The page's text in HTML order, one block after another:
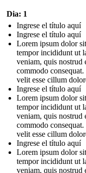
Dia: 1
Ingrese el título aquí
Ingrese el título aquí
Lorem ipsum dolor
tempor incididunt ut
veniam, quis nostrud
commodo
velit esse cillum
Ingrese el título aquí
Lorem ipsum dolor
tempor incididunt ut
veniam, quis nostrud
commodo
velit esse cillum
Ingrese el título aquí
Lorem ipsum dolor
tempor incididunt ut
veniam, quis nostrud